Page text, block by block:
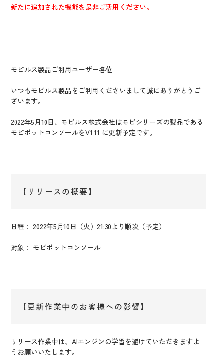
新たに追加された機能を是非ご活用ください。
モビルス製品ご利用ユーザー各位
いつもモビルス製品をご利用くださいまして誠にありがとうご
ざいます。
2022年5月10日、モビルス株式会社はモビシリーズの製品である
モビボットコンソールをV1.11 に更新予定です。
【リリースの概要】
日程： 2022年5月10日（火）21:30より順次（予定）
対象： モビボットコンソール
【更新作業中のお客様への影響】
リリース作業中は、AIエンジンの学習を避けていただきますよ
うお願いいたします。